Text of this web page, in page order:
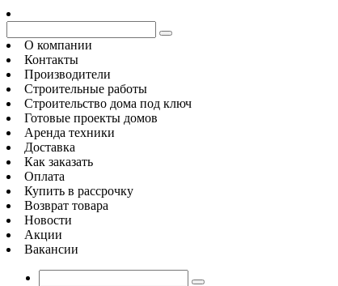
О компании
Контакты
Производители
Строительные работы
Строительство дома под ключ
Готовые проекты домов
Аренда техники
Доставка
Как заказать
Оплата
Купить в рассрочку
Возврат товара
Новости
Акции
Вакансии